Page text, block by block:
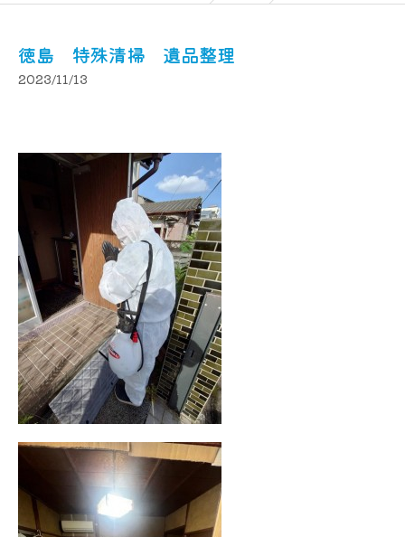
徳島 特殊清掃 遺品整理
2023/11/13